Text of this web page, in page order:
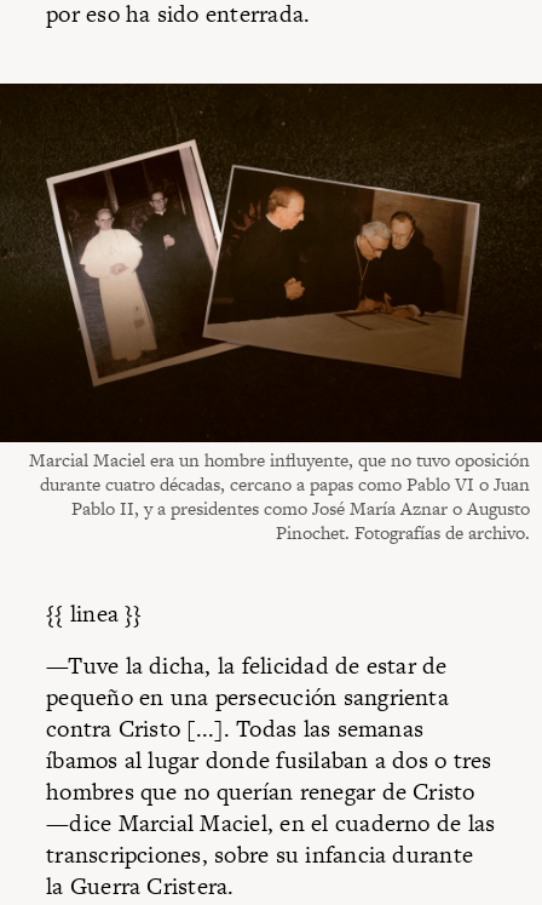
por eso ha sido enterrada.
Marcial Maciel era un hombre influyente, que no tuvo oposición
durante cuatro décadas, cercano a papas como Pablo VI o Juan
Pablo II, y a presidentes como José María Aznar o Augusto
Pinochet. Fotografías de archivo.
{{ linea }}
—Tuve la dicha, la felicidad de estar de
pequeño en una persecución sangrienta
contra Cristo [...]. Todas las semanas
íbamos al lugar donde fusilaban a dos o tres
hombres que no querían renegar de Cristo
—dice Marcial Maciel, en el cuaderno de las
transcripciones, sobre su infancia durante
la Guerra Cristera.